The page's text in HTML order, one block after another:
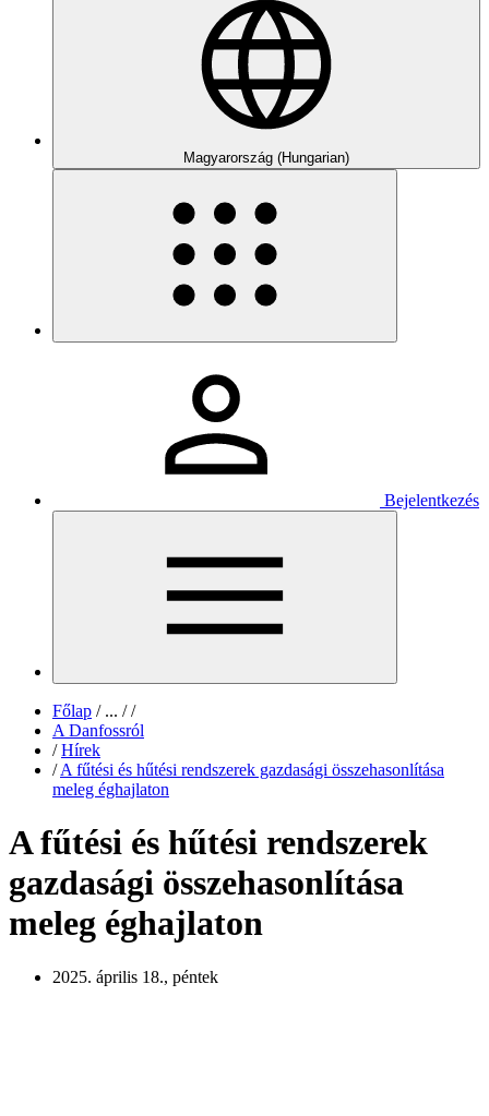
Magyarország (Hungarian)
Bejelentkezés
Főlap /... / /
A Danfossról
/ Hírek
/ A fűtési és hűtési rendszerek gazdasági összehasonlítása
meleg éghajlaton
A fűtési és hűtési rendszerek
gazdasági összehasonlítása
meleg éghajlaton
2025. április 18., péntek